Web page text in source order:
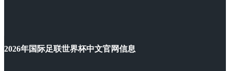
2026年国际足联世界杯中文官网信息